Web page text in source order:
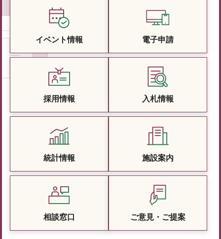
イベント情報 電子申請
採用情報 入札情報
統計情報 施設案内
相談窓口 ご意見・ご提案